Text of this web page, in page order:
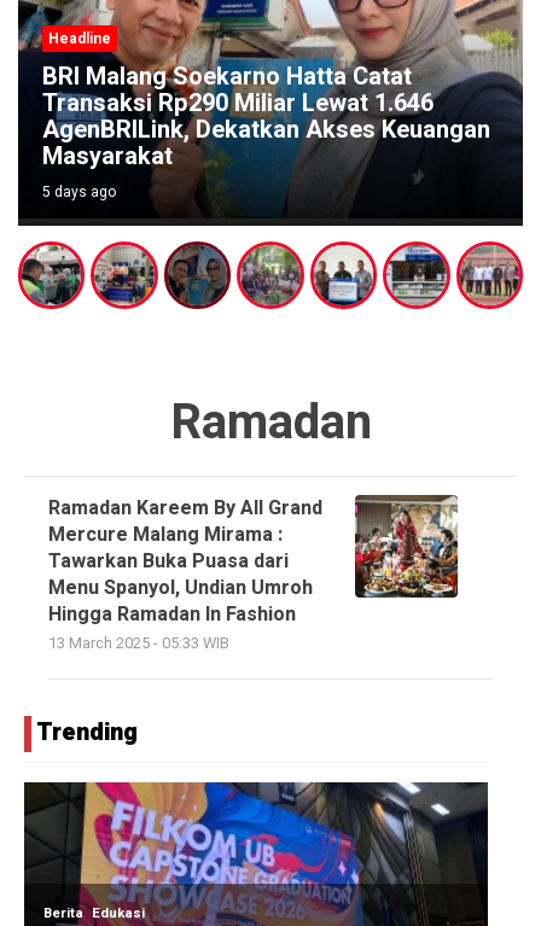
Headline
Festival Kali Brantas #5 Gaungkan
Pelestarian Sungai Lewat Ritual
di Titik Nol Sumber Brantas
5 days ago
Ramadan
Ramadan Kareem By All Grand
Mercure Malang Mirama :
Tawarkan Buka Puasa dari
Menu Spanyol, Undian Umroh
Hingga Ramadan In Fashion
13 March 2025 - 05:33 WIB
Trending